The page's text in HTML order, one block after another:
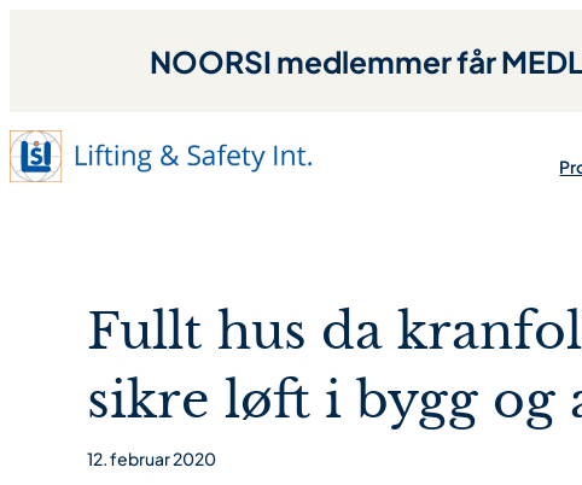
NOORSI medlemmer får
Fullt hus da
sikre løft i bygg og
12. februar 2020